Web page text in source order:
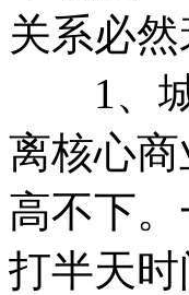
关系必
1、城
离核心
高不下
打半天